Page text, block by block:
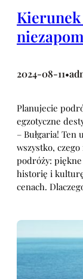
Kierunek
2024-08-11•
Planujecie
egzotyczne
– Bułgaria! Ten
wszystko,
podróży: piękne
historię i
cenach.